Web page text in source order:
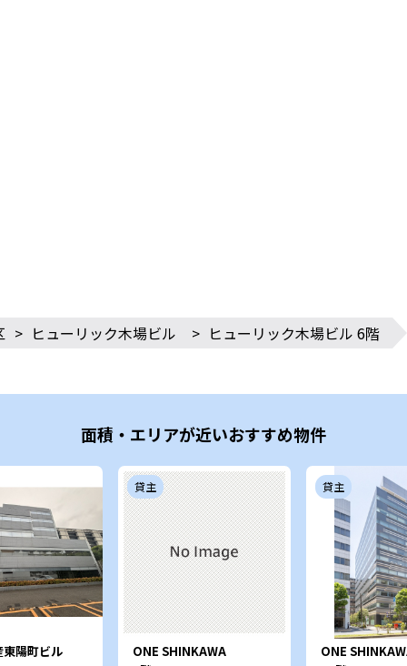
> ヒューリック木場ビル > ヒューリック木場ビル 6階
面積・エリアが近いおすすめ物件
東陽町ビル
貸主
ONE SHINKAWA
貸主
ONE